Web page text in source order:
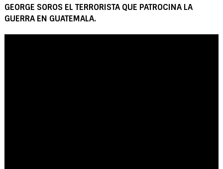
GEORGE SOROS EL TERRORISTA QUE PATROCINA LA
GUERRA EN GUATEMALA.